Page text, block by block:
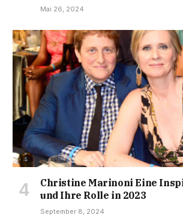
Mai 26, 2024
Christine Marinoni Eine
und Ihre Rolle in 2023
September 8, 2024